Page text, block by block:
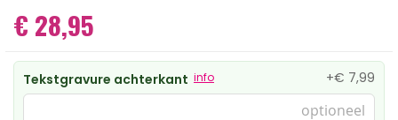
€ 28,95
Tekstgravure achterkant info +€ 7,99